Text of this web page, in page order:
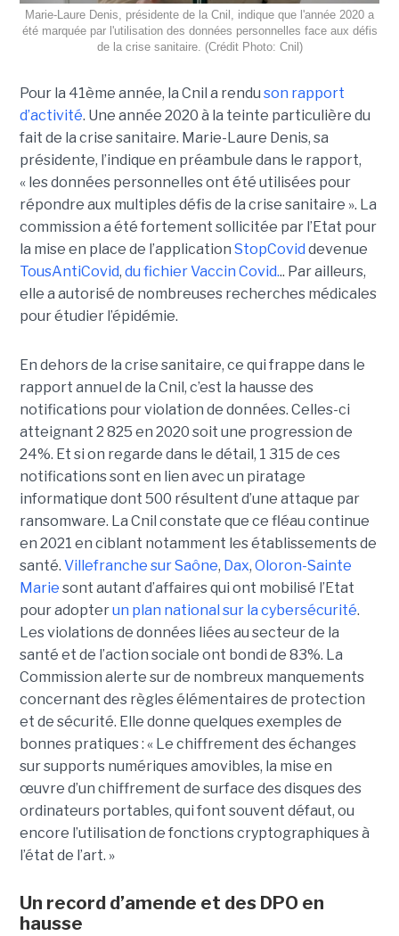
Marie-Laure Denis, présidente de la Cnil, indique que l'année 2020 a
été marquée par l'utilisation des données personnelles face aux défis
de la crise sanitaire. (Crédit Photo: Cnil)
Pour la 41ème année, la Cnil a rendu son rapport
d’activité. Une année 2020 à la teinte particulière du
fait de la crise sanitaire. Marie-Laure Denis, sa
présidente, l’indique en préambule dans le rapport,
« les données personnelles ont été utilisées pour
répondre aux multiples défis de la crise sanitaire ». La
commission a été fortement sollicitée par l’Etat pour
la mise en place de l’application StopCovid devenue
TousAntiCovid, du fichier Vaccin Covid... Par ailleurs,
elle a autorisé de nombreuses recherches médicales
pour étudier l’épidémie.
En dehors de la crise sanitaire, ce qui frappe dans le
rapport annuel de la Cnil, c’est la hausse des
notifications pour violation de données. Celles-ci
atteignant 2 825 en 2020 soit une progression de
24%. Et si on regarde dans le détail, 1 315 de ces
notifications sont en lien avec un piratage
informatique dont 500 résultent d’une attaque par
ransomware. La Cnil constate que ce fléau continue
en 2021 en ciblant notamment les établissements de
santé. Villefranche sur Saône, Dax, Oloron-Sainte
Marie sont autant d’affaires qui ont mobilisé l’Etat
pour adopterun plan national sur la cybersécurité.
Les violations de données liées au secteur de la
santé et de l’action sociale ont bondi de 83%. La
Commission alerte sur de nombreux manquements
concernant des règles élémentaires de protection
et de sécurité. Elle donne quelques exemples de
bonnes pratiques : « Le chiffrement des échanges
sur supports numériques amovibles, la mise en
œuvre d’un chiffrement de surface des disques des
ordinateurs portables, qui font souvent défaut, ou
encore l’utilisation de fonctions cryptographiques à
l’état de l’art. »
Un record d’amende et des DPO en
hausse